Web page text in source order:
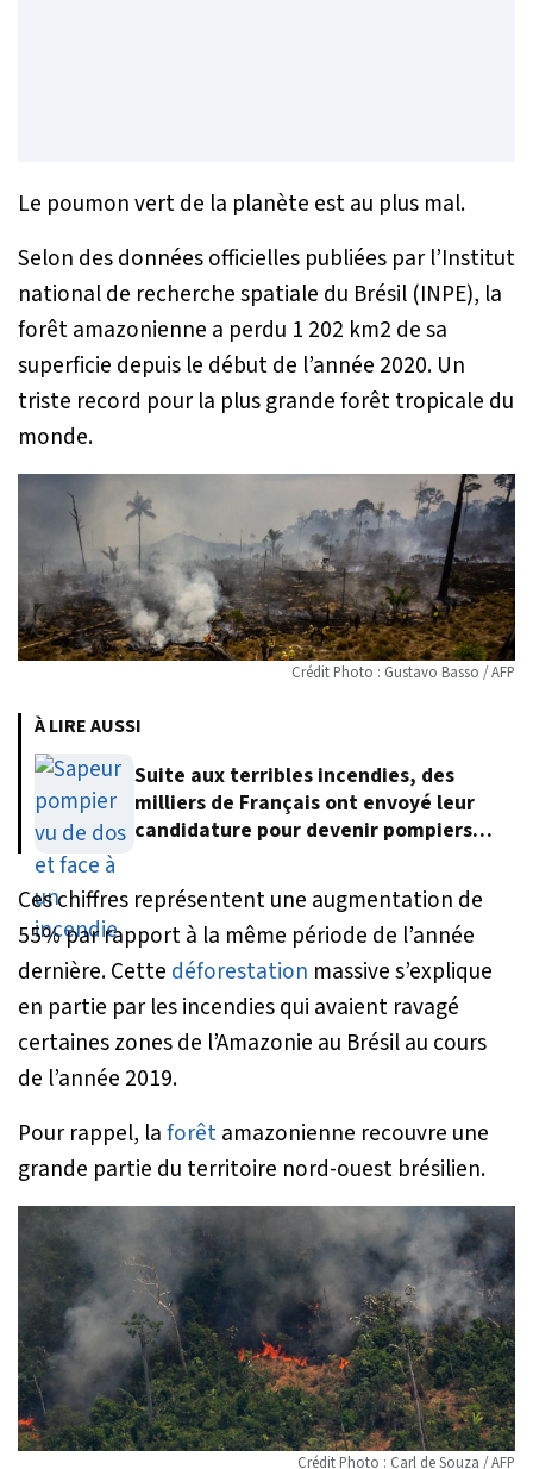
Le poumon vert de la planète est au plus mal.
Selon des données officielles publiées par l’Institut
national de recherche spatiale du Brésil (INPE), la
forêt amazonienne a perdu 1 202 km2 de sa
superficie depuis le début de l’année 2020. Un
triste record pour la plus grande forêt tropicale du
monde.
Crédit Photo : Gustavo Basso / AFP
À LIRE AUSSI
Suite aux terribles incendies, des
milliers de Français ont envoyé leur
candidature pour devenir pompiers
Ces chiffres représentent une augmentation de
55% par rapport à la même période de l’année
dernière. Cette déforestation massive s’explique
en partie par les incendies qui avaient ravagé
certaines zones de l’Amazonie au Brésil au cours
de l’année 2019.
Pour rappel, laforêtamazonienne recouvre une
grande partie du territoire nord-ouest brésilien.
Crédit Photo : Carl de Souza / AFP